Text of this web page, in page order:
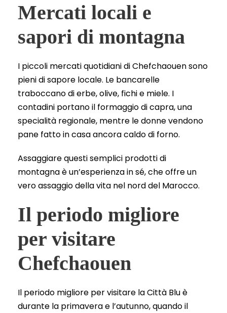
Mercati locali e
sapori di montagna
I piccoli mercati quotidiani di Chefchaouen sono
pieni di sapore locale. Le bancarelle
traboccano di erbe, olive, fichi e miele. I
contadini portano il formaggio di capra, una
specialità regionale, mentre le donne vendono
pane fatto in casa ancora caldo di forno.
Assaggiare questi semplici prodotti di
montagna è un’esperienza in sé, che offre un
vero assaggio della vita nel nord del Marocco.
Il periodo migliore
per visitare
Chefchaouen
Il periodo migliore per visitare la Città Blu è
durante la primavera e l’autunno, quando il